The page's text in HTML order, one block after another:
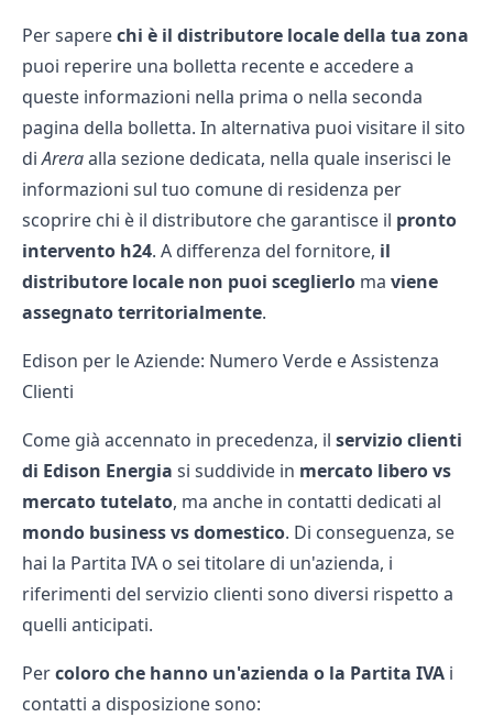
Per saperechi è il distributore locale della tua zona
puoi reperire una bolletta recente e accedere a
queste informazioni nella prima o nella seconda
pagina della bolletta. In alternativa puoi visitare il sito
diAreraalla sezione dedicata, nella quale inserisci le
informazioni sul tuo comune di residenza per
scoprire chi è il distributore che garantisce il pronto
intervento h24. A differenza del fornitore, il
distributore locale non puoi sceglierlo ma viene
assegnato territorialmente.
Edison per le Aziende: Numero Verde e Assistenza
Clienti
Come già accennato in precedenza, il servizio clienti
di Edison Energia si suddivide in mercato libero vs
mercato tutelato, ma anche in contatti dedicati al
mondo business vs domestico. Di conseguenza, se
hai la Partita IVA o sei titolare di un'azienda, i
riferimenti del servizio clienti sono diversi rispetto a
quelli anticipati.
Percoloro che hanno un'azienda o la Partita IVA i
contatti a disposizione sono: